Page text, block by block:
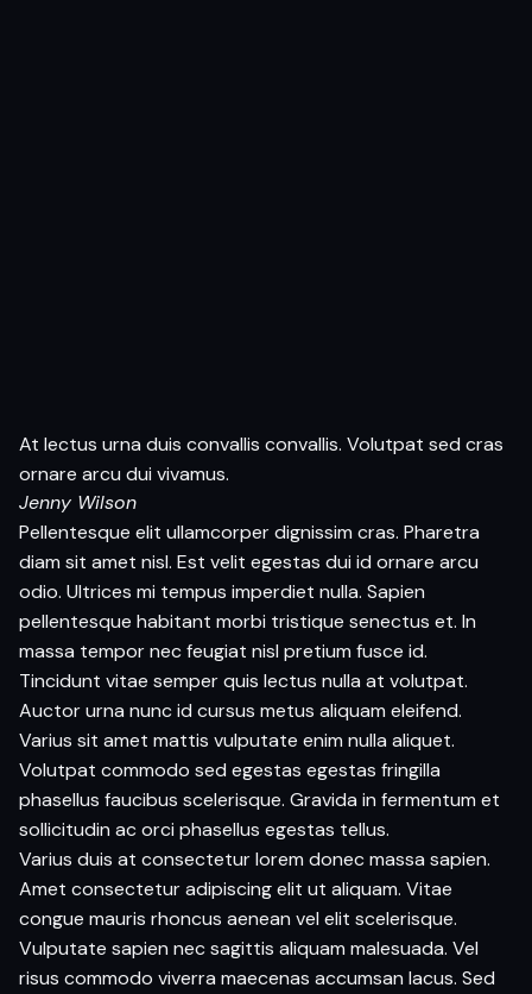
At lectus urna duis convallis convallis. Volutpat sed cras
ornare arcu dui vivamus.
Jenny Wilson
Pellentesque elit ullamcorper dignissim cras. Pharetra
diam sit amet nisl. Est velit egestas dui id ornare arcu
odio. Ultrices mi tempus imperdiet nulla. Sapien
pellentesque habitant morbi tristique senectus et. In
massa tempor nec feugiat nisl pretium fusce id.
Tincidunt vitae semper quis lectus nulla at volutpat.
Auctor urna nunc id cursus metus aliquam eleifend.
Varius sit amet mattis vulputate enim nulla aliquet.
Volutpat commodo sed egestas egestas fringilla
phasellus faucibus scelerisque. Gravida in fermentum et
sollicitudin ac orci phasellus egestas tellus.
Varius duis at consectetur lorem donec massa sapien.
Amet consectetur adipiscing elit ut aliquam. Vitae
congue mauris rhoncus aenean vel elit scelerisque.
Vulputate sapien nec sagittis aliquam malesuada. Vel
risus commodo viverra maecenas accumsan lacus. Sed